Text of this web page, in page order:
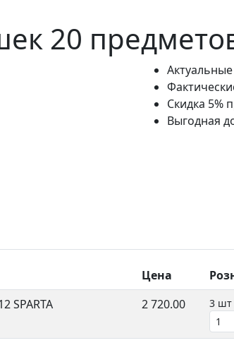
20
Скидка 5%
Выгодная
Цена
SPARTA
2 720.00 3 шт